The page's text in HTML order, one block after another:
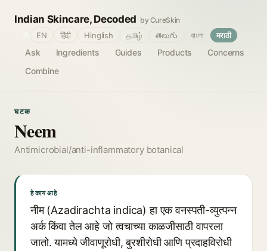
Indian Skincare, Decoded by CureSkin
Ask Ingredients Guides Products
Concerns
Combine
EN हिंदी Hinglish தமிழ் తెలుగు বাংলা मराठी
घटक
Neem
Antimicrobial/anti-inflammatory botanical
हे काय आहे
नीम (Azadirachta indica) हा एक वनस्पती-व्युत्पन्न
अर्क किंवा तेल आहे जो त्वचाच्या काळजीसाठी वापरला
जातो. यामध्ये जीवाणूरोधी, बुरशीरोधी आणि प्रदाहविरोधी